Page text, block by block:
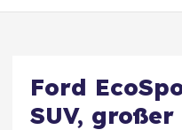
Ford
SUV,